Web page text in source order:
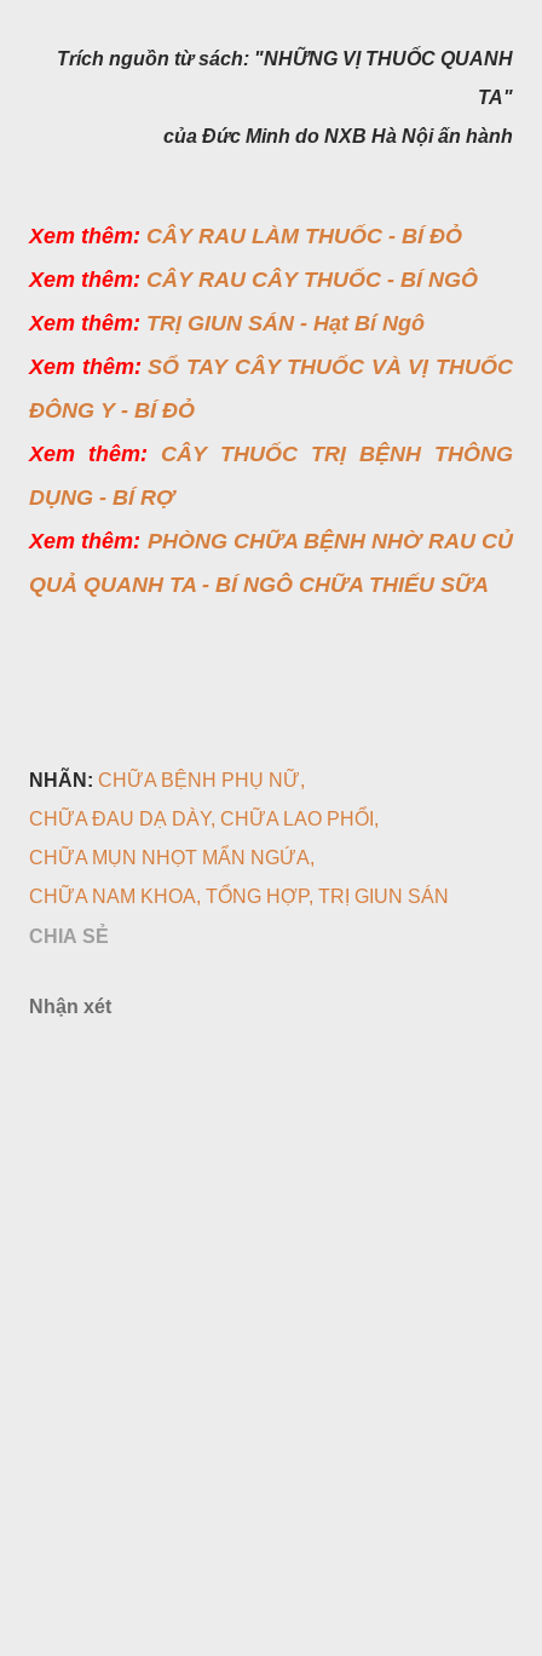
Trích nguồn từ sách: "NHỮNG VỊ THUỐC QUANH
TA"
của Đức Minh do NXB Hà Nội ấn hành
Xem thêm: CÂY RAU LÀM THUỐC - BÍ ĐỎ
Xem thêm: CÂY RAU CÂY THUỐC - BÍ NGÔ
Xem thêm: TRỊ GIUN SÁN - Hạt Bí Ngô
Xem thêm:SỔ TAY CÂY THUỐC VÀ VỊ THUỐC
ĐÔNG Y - BÍ ĐỎ
Xem thêm: CÂY THUỐC TRỊ BỆNH THÔNG
DỤNG - BÍ RỢ
Xem thêm: PHÒNG CHỮA BỆNH NHỜ RAU CỦ
QUẢ QUANH TA - BÍ NGÔ CHỮA THIẾU SỮA
NHÃN: CHỮA BỆNH PHỤ NỮ
CHỮA ĐAU DẠ DÀY CHỮA LAO PHỔI
CHỮA MỤN NHỌT MẨN NGỨA
CHỮA NAM KHOA TỔNG HỢP TRỊ GIUN SÁN
CHIA SẺ
Nhận xét